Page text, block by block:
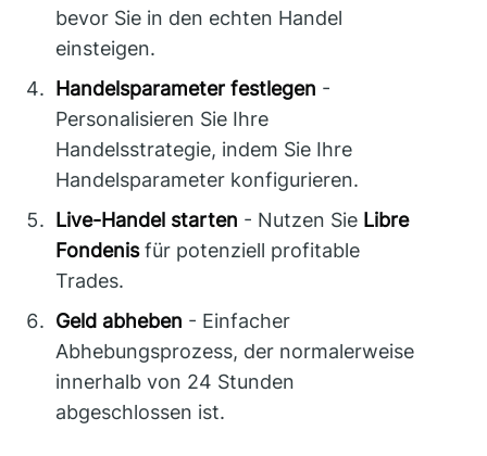
bevor Sie in den echten Handel
einsteigen.
Handelsparameter festlegen -
Personalisieren Sie Ihre
Handelsstrategie, indem Sie Ihre
Handelsparameter konfigurieren.
Live-Handel starten - Nutzen Sie Libre
Fondenisfür potenziell profitable
Trades.
Geld abheben - Einfacher
Abhebungsprozess, der normalerweise
innerhalb von 24 Stunden
abgeschlossen ist.